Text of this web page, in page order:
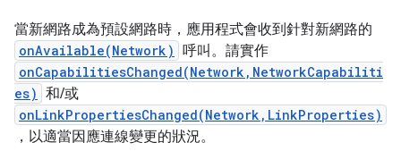
當新網路成為預設網路時，應用程式會收到針對新網路的
onAvailable(Network) 呼叫。請實作
onCapabilitiesChanged(Network,NetworkCapabiliti
es) 和/或
onLinkPropertiesChanged(Network,LinkProperties)
，以適當因應連線變更的狀況。